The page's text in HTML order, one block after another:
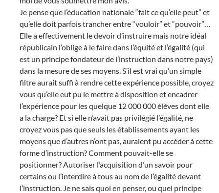
Je pense que l’éducation nationale “fait ce qu’elle peut” et
qu’elle doit parfois trancher entre “vouloir” et “pouvoir”…
Elle a effectivement le devoir d’instruire mais notre idéal
républicain l’oblige à le faire dans l’équité et l’égalité (qui
est un principe fondateur de l’instruction dans notre pays)
dans la mesure de ses moyens. S’il est vrai qu’un simple
filtre aurait suffi à rendre cette expérience possible, croyez
vous qu’elle eut pu le mettre à disposition et encadrer
l’expérience pour les quelque 12 000 000 élèves dont elle
a la charge? Et si elle n’avait pas privilégié l’égalité, ne
croyez vous pas que seuls les établissements ayant les
moyens que d’autres n’ont pas, auraient pu accéder à cette
forme d’instruction? Comment pouvait-elle se
positionner? Autoriser l’acquisition d’un savoir pour
certains ou l’interdire à tous au nom de l’égalité devant
l’instruction. Je ne sais quoi en penser, ou quel principe